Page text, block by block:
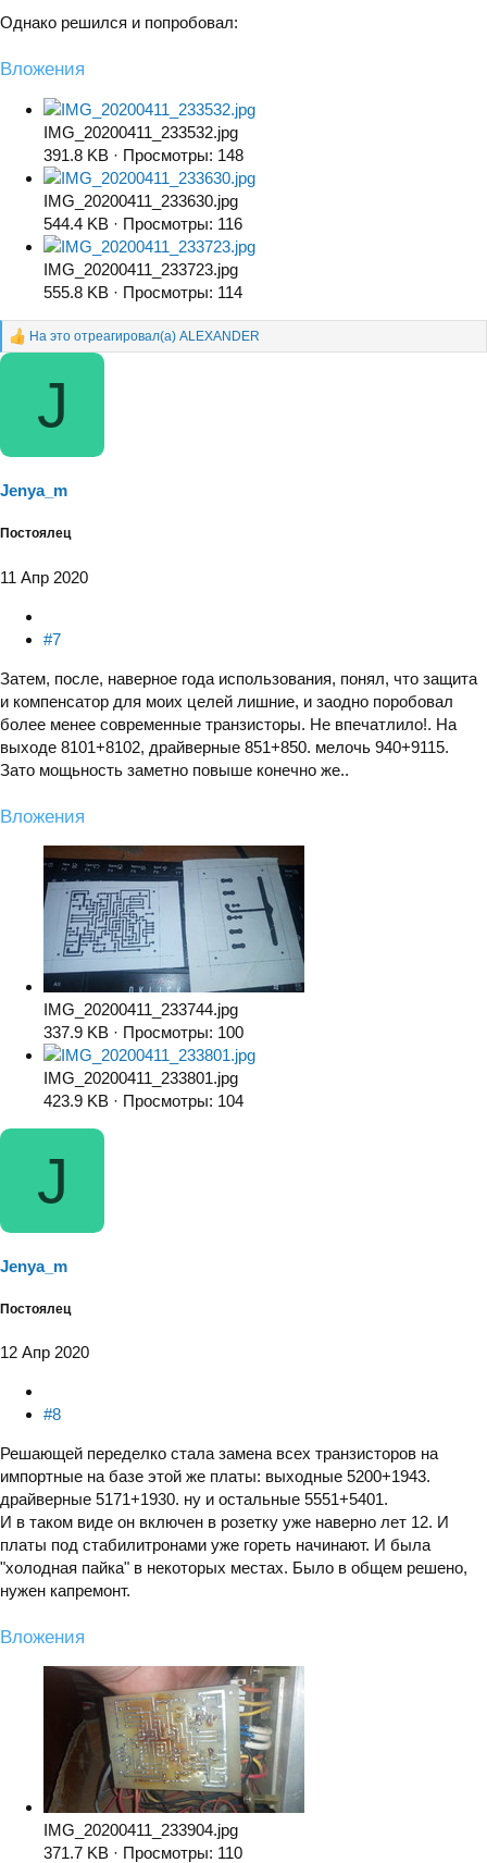
Однако решился и попробовал:
Вложения
IMG_20200411_233532.jpg
391.8 KB · Просмотры: 148
IMG_20200411_233630.jpg
544.4 KB · Просмотры: 116
IMG_20200411_233723.jpg
555.8 KB · Просмотры: 114
Р
На это отреагировал(а) ALEXANDER
J
Jenya_m
Постоялец
11 Апр 2020
#7
Затем, после, наверное года использования, понял, что защита
и компенсатор для моих целей лишние, и заодно поробовал
более менее современные транзисторы. Не впечатлило!. На
выходе 8101+8102, драйверные 851+850. мелочь 940+9115.
Зато мощьность заметно повыше конечно же..
Вложения
IMG_20200411_233744.jpg
337.9 KB · Просмотры: 100
IMG_20200411_233801.jpg
423.9 KB · Просмотры: 104
J
Jenya_m
Постоялец
12 Апр 2020
#8
Решающей переделко стала замена всех транзисторов на
импортные на базе этой же платы: выходные 5200+1943.
драйверные 5171+1930. ну и остальные 5551+5401.
И в таком виде он включен в розетку уже наверно лет 12. И
платы под стабилитронами уже гореть начинают. И была
"холодная пайка" в некоторых местах. Было в общем решено,
нужен капремонт.
Вложения
IMG_20200411_233904.jpg
371.7 KB · Просмотры: 110